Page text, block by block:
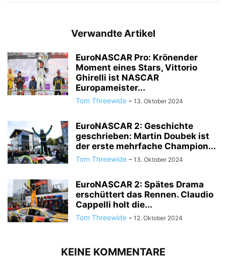
Verwandte Artikel
EuroNASCAR Pro: Krönender
Moment eines Stars, Vittorio
Ghirelli ist NASCAR
Europameister...
Tom Threewide - 13. Oktober 2024
EuroNASCAR 2: Geschichte
geschrieben: Martin Doubek ist
der erste mehrfache Champion...
Tom Threewide - 13. Oktober 2024
EuroNASCAR 2: Spätes Drama
erschüttert das Rennen. Claudio
Cappelli holt die...
Tom Threewide - 12. Oktober 2024
KEINE KOMMENTARE